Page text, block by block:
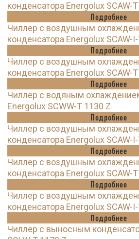
конденсатора Energolux SCAW-
Подробнее
Чиллер с воздушным
конденсатора Energolux SCAW-
Подробнее
Чиллер с воздушным
конденсатора Energolux SCAW-
Подробнее
Чиллер с водяным
Energolux SCWW-T 1130 Z
Подробнее
Чиллер с воздушным
конденсатора Energolux SCAW-
Подробнее
Чиллер с воздушным
конденсатора Energolux SCAW-
Подробнее
Чиллер с воздушным
конденсатора Energolux SCAW-
Подробнее
Чиллер с выносным